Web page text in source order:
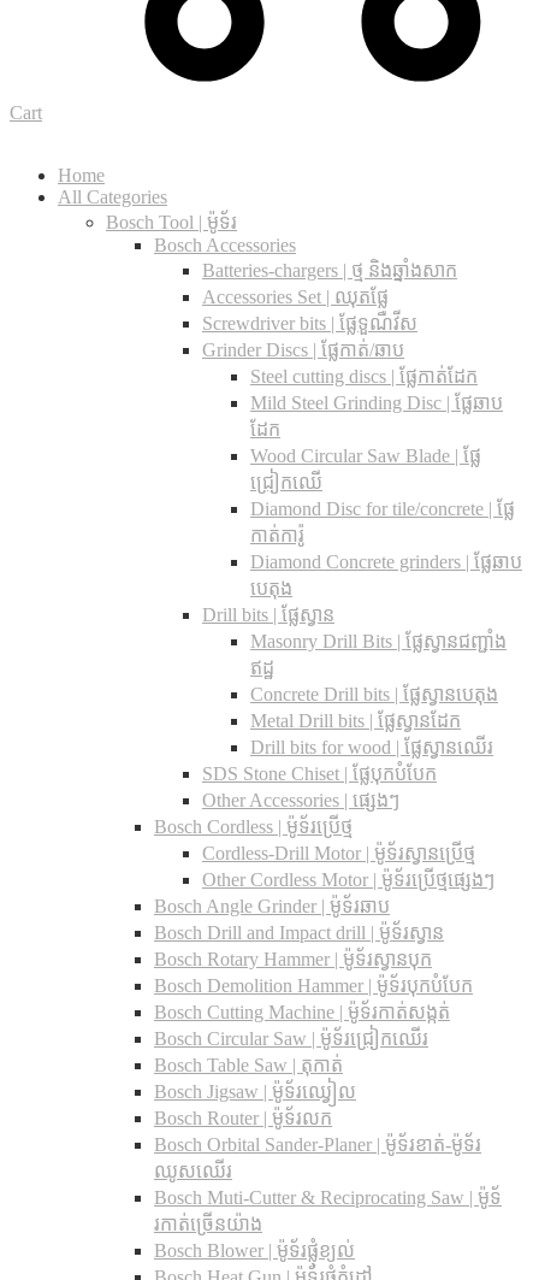
Cart
Home
All Categories
Bosch Tool | ម៉ូទ័រ
Bosch Accessories
Batteries-chargers | ថ្ម និងឆ្នាំងសាក
Accessories Set | ឈុតផ្លែ
Screwdriver bits | ផ្លែទួណឺវីស
Grinder Discs |​ ផ្លែកាត់/ឆាប
Steel cutting discs |​ ផ្លែកាត់ដែក
Mild Steel Grinding Disc | ផ្លែឆាប
ដែក
Wood Circular Saw Blade | ផ្លែ
ជ្រៀកឈើ
Diamond Disc for tile/concrete​ | ផ្លែ
កាត់ការ៉ូ
Diamond Concrete grinders | ផ្លែឆាប
បេតុង
Drill bits |​ ផ្លែស្វាន
Masonry Drill Bits |​ ផ្លែស្វានជញ្ជាំង
ឥដ្ឋ
Concrete Drill bits |​ ផ្លែស្វានបេតុង
Metal Drill bits |​ ផ្លែស្វានដែក
Drill bits for wood |​ ផ្លែស្វានឈើរ
SDS Stone Chiset |​ ផ្លែបុកបំបែក
Other Accessories | ផ្សេងៗ
Bosch Cordless | ម៉ូទ័រប្រើថ្ម
Cordless-Drill Motor | ម៉ូទ័រស្វានប្រើថ្ម
Other Cordless Motor | ម៉ូទ័រប្រើថ្មផ្សេងៗ
Bosch Angle Grinder | ម៉ូទ័រឆាប
Bosch Drill and Impact drill | ម៉ូទ័រស្វាន
Bosch Rotary Hammer | ម៉ូទ័រស្វានបុក
Bosch Demolition Hammer | ម៉ូទ័របុកបំបែក
Bosch Cutting Machine | ម៉ូទ័រកាត់សង្កត់
Bosch Circular Saw | ម៉ូទ័រជ្រៀកឈើរ
Bosch Table Saw | តុកាត់
Bosch Jigsaw | ម៉ូទ័រឈ្វៀល
Bosch Router | ម៉ូទ័រលក
Bosch Orbital Sander-Planer​ | ម៉ូទ័រខាត់-ម៉ូទ័រ
ឈូសឈើរ
Bosch Muti-Cutter & Reciprocating Saw​ | ម៉ូទ័
រកាត់ច្រើនយ៉ាង
Bosch Blower | ម៉ូទ័រផ្លុំខ្យល់